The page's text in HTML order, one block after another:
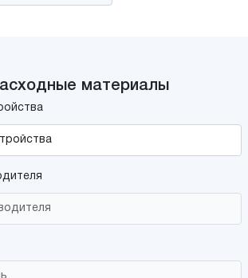
материалы